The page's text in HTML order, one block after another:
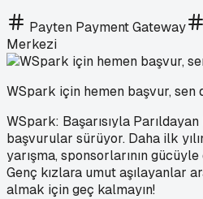
Payten Payment Gateway
Merkezi
WSpark için hemen başvur, sen
WSpark: Başarısıyla
başvurular sürüyor. Daha ilk
yarışma, sponsorlarının
Genç kızlara umut aşılayanlar
almak için geç kalmayın!